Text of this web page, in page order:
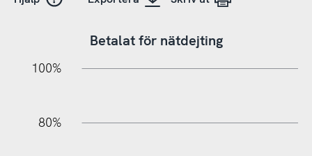
Betalat för nätdejting
100%
80%